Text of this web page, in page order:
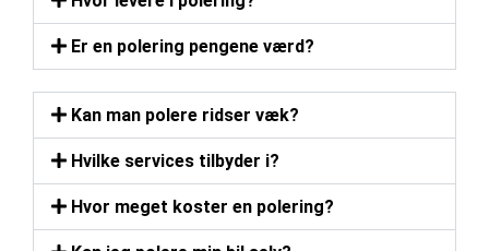
Er en polering pengene værd?
Kan man polere ridser væk?
Hvilke services tilbyder i?
Hvor meget koster en polering?